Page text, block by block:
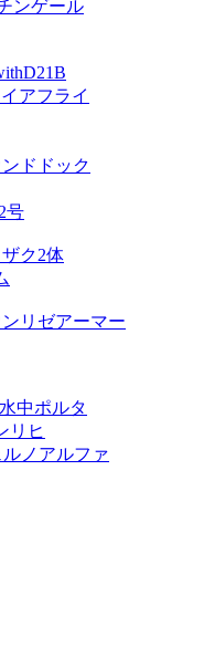
ンゲール
アフライ
ドドック
号
ク2体
リゼアーマー
中ポルタ
リヒ
ノアルファ